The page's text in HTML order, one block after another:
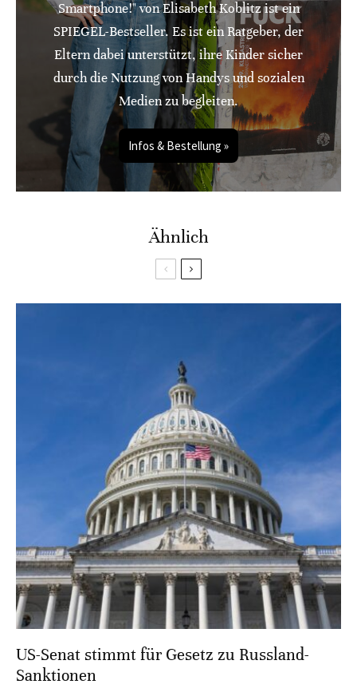
Smartphone!" von Elisabeth Koblitz ist ein
SPIEGEL-Bestseller. Es ist ein Ratgeber, der
Eltern dabei unterstützt, ihre Kinder sicher
durch die Nutzung von Handys und sozialen
Medien zu begleiten.
Infos & Bestellung »
Ähnlich
US-Senat stimmt für Gesetz zu Russland-
Sanktionen